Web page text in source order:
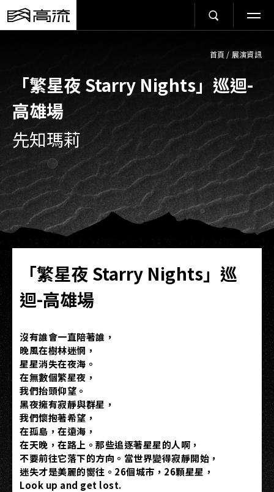
首頁 / 展演資訊
「繁星夜 Starry Nights」巡迴-
高雄場
先知瑪莉
「繁星夜 Starry Nights」巡
迴-高雄場
沒有誰會一直陪著誰，
晚風在樹林迷惘，
星星消失在夜海。
在無數個繁星夜，
我們抬頭仰望。
黑夜擁有寂靜與群星，
我們懷抱著希望，
在孤島，在遠海，
在天晚，在路上。那些追逐著星星的人啊，
不要前往它落下的方向。當世界變得寂靜開始，
迷失才是美麗的嚮往。26個城市，26顆星星，
Look up and get lost.